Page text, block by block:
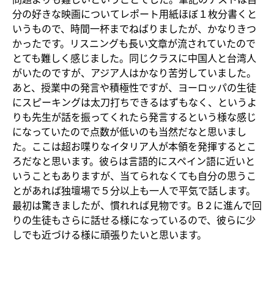
分の好きな映画についてレポート用紙ほぼ１枚分書くと
いうもので、時間一杯までねばりましたが、かなりきつ
かったです。リスニングも長い文章が流されていたので
とても難しく感じました。同じクラスに中国人と台湾人
がいたのですが、アジア人はかなり苦労していました。
あと、授業中の発言や積極性ですが、ヨーロッパの生徒
にスピーキングは太刀打ちできるはずもなく、というよ
りも先生が話を振ってくれたら発言するという様な感じ
になっていたので点数が低いのも当然だなと思いまし
た。ここは超お喋りなイタリア人が本領を発揮するとこ
ろだなと思います。彼らは言語的にスペイン語に近いと
いうこともありますが、当てられなくても自分の思うこ
とがあれば独壇場で５分以上も一人で平気で話します。
最初は驚きましたが、慣れれば見物です。B２に進んで回
りの生徒もさらに話せる様になっているので、彼らに少
しでも近づける様に頑張りたいと思います。